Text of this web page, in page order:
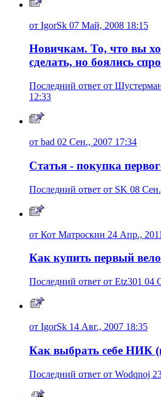
от IgorSk 07 Май, 2008 18:15
Новичкам. То, что вы
сделать, но боялись
Последний ответ от
12:33
от bad 02 Сен., 2007 17:34
Статья - покупка
Последний ответ от SK 08
от Кот Матроскин 24 Апр.,
Как купить первый
Последний ответ от Etz301 04
от IgorSk 14 Авг., 2007 18:35
Как выбрать себе НИК
Последний ответ от Wodqnoj